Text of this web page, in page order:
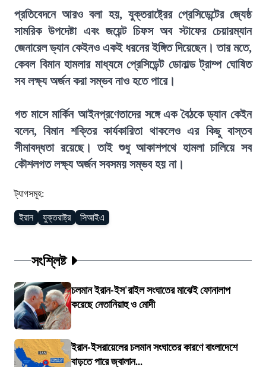
প্রতিবেদনে আরও বলা হয়, যুক্তরাষ্ট্রের প্রেসিডেন্টের জ্যেষ্ঠ
সামরিক উপদেষ্টা এবং জয়েন্ট চিফস অব স্টাফের চেয়ারম্যান
জেনারেল ড্যান কেইনও একই ধরনের ইঙ্গিত দিয়েছেন। তার মতে,
কেবল বিমান হামলার মাধ্যমে প্রেসিডেন্ট ডোনাল্ড ট্রাম্প ঘোষিত
সব লক্ষ্য অর্জন করা সম্ভব নাও হতে পারে।
গত মাসে মার্কিন আইনপ্রণেতাদের সঙ্গে এক বৈঠকে ড্যান কেইন
বলেন, বিমান শক্তির কার্যকারিতা থাকলেও এর কিছু বাস্তব
সীমাবদ্ধতা রয়েছে। তাই শুধু আকাশপথে হামলা চালিয়ে সব
কৌশলগত লক্ষ্য অর্জন সবসময় সম্ভব হয় না।
ট্যাগসমূহ:
ইরান যুক্তরাষ্ট্র সিআইএ
সংশ্লিষ্ট
চলমান ইরান-ইস'রাইল সংঘাতের মাঝেই ফোনালাপ
করেছে নেতানিয়াহু ও মোদী
ইরান-ইসরায়েলের চলমান সংঘাতের কারণে বাংলাদেশে
বাড়তে পারে জ্বালান...